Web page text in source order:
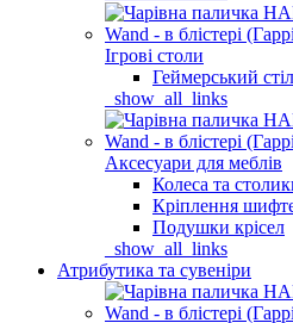
Ігрові столи
Геймерський стіл
_show_all_links
Аксесуари для меблів
Колеса та
Кріплення
Подушки крісел
_show_all_links
Атрибутика та сувеніри